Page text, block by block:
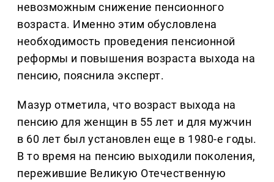
невозможным снижение пенсионного
возраста. Именно этим обусловлена
необходимость проведения пенсионной
реформы и повышения возраста выхода на
пенсию, пояснила эксперт.
Мазур отметила, что возраст выхода на
пенсию для женщин в 55 лет и для мужчин
в 60 лет был установлен еще в 1980-е годы.
В то время на пенсию выходили поколения,
пережившие Великую Отечественную